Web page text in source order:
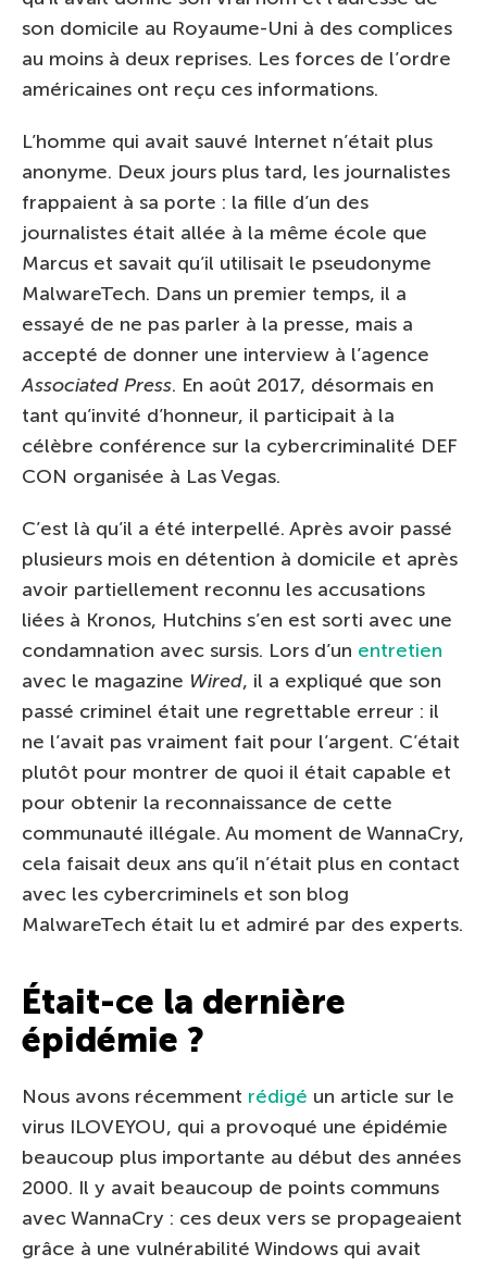
son domicile au Royaume-Uni à des complices
au moins à deux reprises. Les forces de l’ordre
américaines ont reçu ces informations.
L’homme qui avait sauvé Internet n’était plus
anonyme. Deux jours plus tard, les journalistes
frappaient à sa porte : la fille d’un des
journalistes était allée à la même école que
Marcus et savait qu’il utilisait le pseudonyme
MalwareTech. Dans un premier temps, il a
essayé de ne pas parler à la presse, mais a
accepté de donner une interview à l’agence
Associated Press. En août 2017, désormais en
tant qu’invité d’honneur, il participait à la
célèbre conférence sur la cybercriminalité DEF
CON organisée à Las Vegas.
C’est là qu’il a été interpellé. Après avoir passé
plusieurs mois en détention à domicile et après
avoir partiellement reconnu les accusations
liées à Kronos, Hutchins s’en est sorti avec une
condamnation avec sursis. Lors d’un entretien
avec le magazine Wired, il a expliqué que son
passé criminel était une regrettable erreur : il
ne l’avait pas vraiment fait pour l’argent. C’était
plutôt pour montrer de quoi il était capable et
pour obtenir la reconnaissance de cette
communauté illégale. Au moment de WannaCry,
cela faisait deux ans qu’il n’était plus en contact
avec les cybercriminels et son blog
MalwareTech était lu et admiré par des experts.
Était-ce la dernière
épidémie ?
Nous avons récemment rédigé un article sur le
virus ILOVEYOU, qui a provoqué une épidémie
beaucoup plus importante au début des années
2000. Il y avait beaucoup de points communs
avec WannaCry : ces deux vers se propageaient
grâce à une vulnérabilité Windows qui avait